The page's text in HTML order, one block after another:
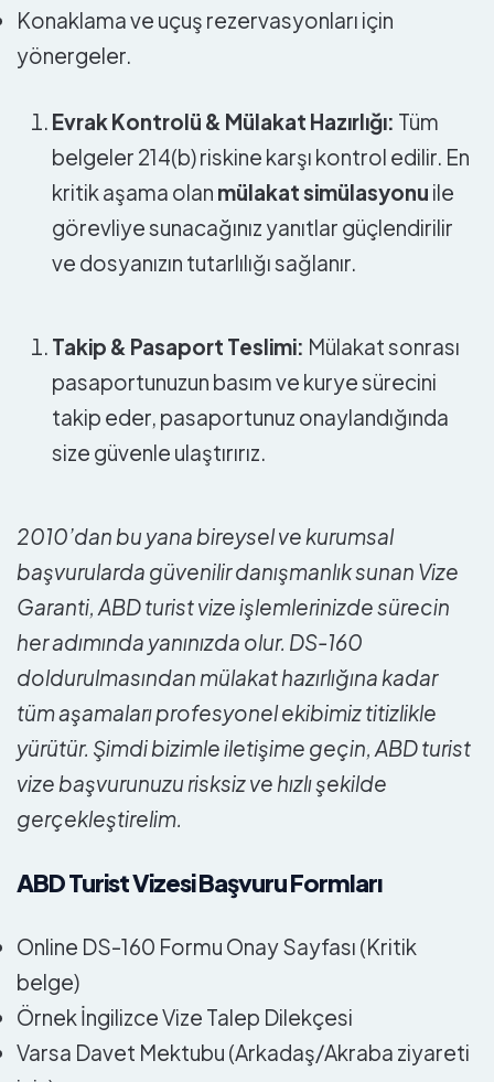
Konaklama ve uçuş rezervasyonları için
yönergeler.
Evrak Kontrolü & Mülakat Hazırlığı: Tüm
belgeler 214(b) riskine karşı kontrol edilir. En
kritik aşama olan mülakat simülasyonu ile
görevliye sunacağınız yanıtlar güçlendirilir
ve dosyanızın tutarlılığı sağlanır.
Takip & Pasaport Teslimi: Mülakat sonrası
pasaportunuzun basım ve kurye sürecini
takip eder, pasaportunuz onaylandığında
size güvenle ulaştırırız.
2010’dan bu yana bireysel ve kurumsal
başvurularda güvenilir danışmanlık sunan Vize
Garanti, ABD turist vize işlemlerinizde sürecin
her adımında yanınızda olur. DS-160
doldurulmasından mülakat hazırlığına kadar
tüm aşamaları profesyonel ekibimiz titizlikle
yürütür. Şimdi bizimle iletişime geçin, ABD turist
vize başvurunuzu risksiz ve hızlı şekilde
gerçekleştirelim.
ABD Turist Vizesi Başvuru Formları
Online DS-160 Formu Onay Sayfası (Kritik
belge)
Örnek İngilizce Vize Talep Dilekçesi
Varsa Davet Mektubu (Arkadaş/Akraba ziyareti